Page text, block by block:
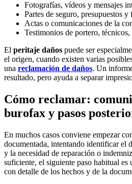
Fotografías, vídeos y mensajes
Partes de seguro, presupuestos y
Actas o comunicaciones de la
Testimonios de portero,
El peritaje daños puede ser
el origen, cuando existen varias
una reclamación de daños. Un
resultado, pero ayuda a separar
Cómo reclamar:
burofax y pasos
En muchos casos conviene empezar
documentada, intentando identificar el
y la necesidad de reparación o
suficiente, el siguiente paso habitual es
con detalle de los hechos y de la